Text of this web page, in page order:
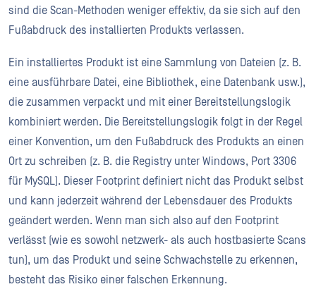
sind die Scan-Methoden weniger effektiv, da sie sich auf den
Fußabdruck des installierten Produkts verlassen.
Ein installiertes Produkt ist eine Sammlung von Dateien (z. B.
eine ausführbare Datei, eine Bibliothek, eine Datenbank usw.),
die zusammen verpackt und mit einer Bereitstellungslogik
kombiniert werden. Die Bereitstellungslogik folgt in der Regel
einer Konvention, um den Fußabdruck des Produkts an einen
Ort zu schreiben (z. B. die Registry unter Windows, Port 3306
für MySQL). Dieser Footprint definiert nicht das Produkt selbst
und kann jederzeit während der Lebensdauer des Produkts
geändert werden. Wenn man sich also auf den Footprint
verlässt (wie es sowohl netzwerk- als auch hostbasierte Scans
tun), um das Produkt und seine Schwachstelle zu erkennen,
besteht das Risiko einer falschen Erkennung.